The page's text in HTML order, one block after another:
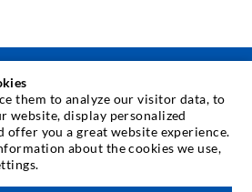
verso l'alto
them to analyze our visitor data, to
website, display personalized
offer you a great website experience.
about the cookies we use,